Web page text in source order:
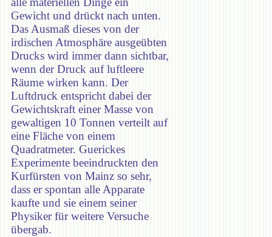
Gewicht und drückt nach unten.
Das Ausmaß dieses von der
irdischen Atmosphäre ausgeübten
Drucks wird immer dann sichtbar,
wenn der Druck auf luftleere
Räume wirken kann. Der
Luftdruck entspricht dabei der
Gewichtskraft einer Masse von
gewaltigen 10 Tonnen verteilt auf
eine Fläche von einem
Quadratmeter. Guerickes
Experimente beeindruckten den
Kurfürsten von Mainz so sehr,
dass er spontan alle Apparate
kaufte und sie einem seiner
Physiker für weitere Versuche
übergab.